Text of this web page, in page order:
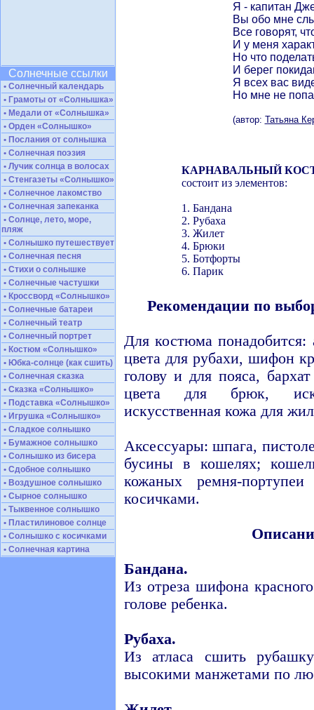
Солнечные ссылки
• Солнечный календарь
• Грамоты от «Солнышка»
• Медали от «Солнышка»
• Орден «Солнышко»
• Послания от солнышка
• Солнечная поэзия
• Лучик солнца в волосах
• Стенгазеты «Солнышко»
• Солнечное лакомство
• Солнечная запеканка
• Солнце, лето, море,
пляж
• Солнышко путешествует
• Солнечная песня
• Стихи о солнышке
• Солнечные частушки
• Кроссворд «Солнышко»
• Солнечные батареи
• Солнечный театр
• Солнечный портрет
• Костюм «Солнышко»
• Юбка-солнце (как сшить)
• Солнечная сказка
• Сказка «Солнышко»
• Подставка «Солнышко»
• Игрушка «Солнышко»
• Сладкое солнышко
• Бумажное солнышко
• Солнышко из бисера
• Сдобное солнышко
• Воздушное солнышко
• Сырное солнышко
• Тыквенное солнышко
• Пластилиновое солнце
• Солнышко с косичками
• Солнечная картина
Я - капитан
Вы обо мне
Все говорят,
И у меня
Но что
И берег
Я всех вас
Но мне не
(автор: Татьяна
КАРНАВАЛЬНЫЙ
состоит из элементов:
1. Бандана
2. Рубаха
3. Жилет
4. Брюки
5. Ботфорты
6. Парик
Рекомендации по
Для костюма понадобится:
цвета для рубахи, шифон
голову и для пояса,
цвета для брюк,
искусственная кожа для
Аксессуары: шпага,
бусины в кошелях;
кожаных ремня-
косичками.
Бандана.
Из отреза шифона
голове ребенка.
Рубаха.
Из атласа сшить
высокими манжетами по